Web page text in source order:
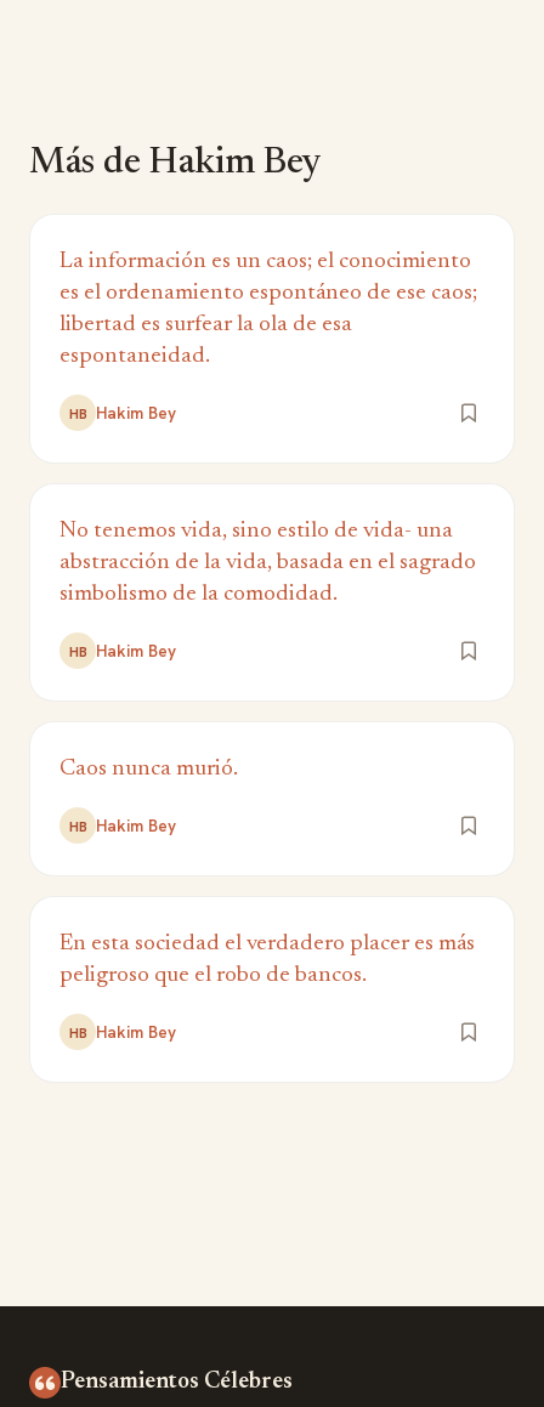
Más de Hakim Bey
La información es un caos; el conocimiento
es el ordenamiento espontáneo de ese caos;
libertad es surfear la ola de esa
espontaneidad.
HB Hakim Bey
No tenemos vida, sino estilo de vida- una
abstracción de la vida, basada en el sagrado
simbolismo de la comodidad.
HB Hakim Bey
Caos nunca murió.
HB Hakim Bey
En esta sociedad el verdadero placer es más
peligroso que el robo de bancos.
HB Hakim Bey
Pensamientos Célebres